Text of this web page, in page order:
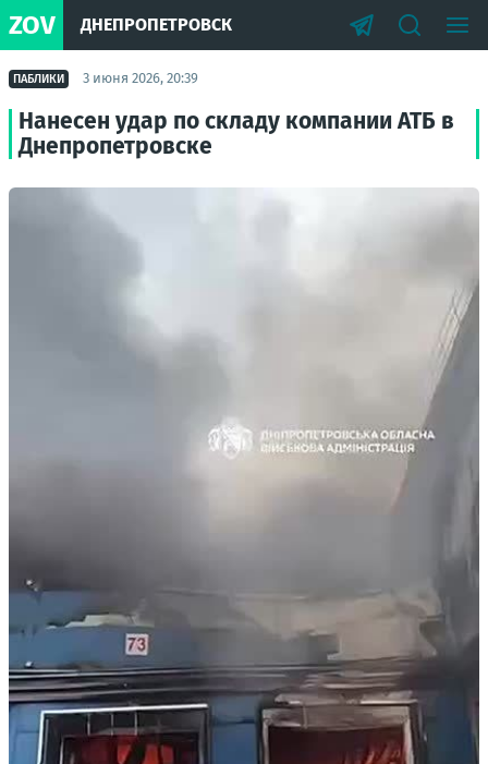
ZOV ДНЕПРОПЕТРОВСК
ПАБЛИКИ 3 июня 2026, 20:39
Нанесен удар по складу компании АТБ в
Днепропетровске